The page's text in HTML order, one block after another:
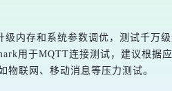
级内存和系统参数调优，测试千万
用于MQTT连接测试，建议根据
物联网、移动消息等压力测试。